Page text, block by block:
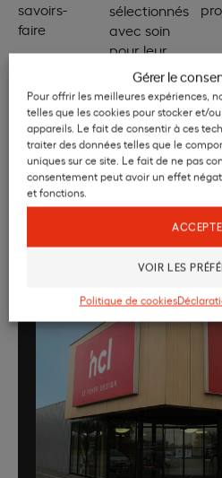
Gérer le
Pour offrir les meilleures expériences,
telles que les cookies pour stocker et/
appareils. Le fait de consentir à ces
traiter des données telles que le
uniques sur ce site. Le fait de ne pas
consentement peut avoir un effet
et fonctions.
VOIR LES
Politique de cookies
savoirs-
faire
sélectionnés
avec soin
pour leur
qualité
Nos